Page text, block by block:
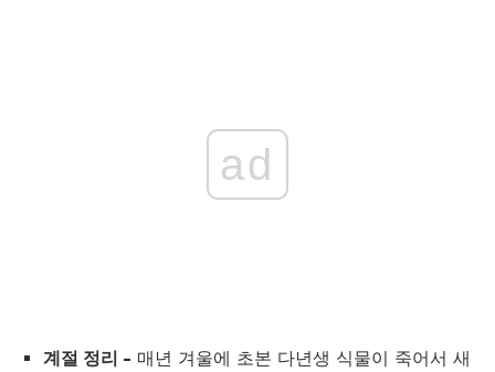
ad
계절 정리 - 매년 겨울에 초본 다년생 식물이 죽어서 새